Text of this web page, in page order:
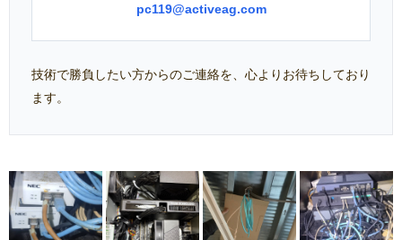
pc119@activeag.com
技術で勝負したい方からのご連絡を、心よりお待ちしており
ます。